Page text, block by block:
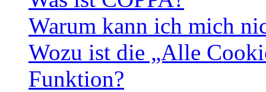
Warum kann ich mich
Wozu ist die „Alle
Funktion?